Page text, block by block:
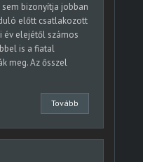
bizonyítja jobban
előtt csatlakozott
év elejétől számos
is a fiatal
meg. Az ősszel
Tovább